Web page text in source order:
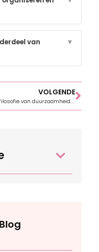
van
▼
VOLGENDE
De filosofie van duurzaamheid: Koelkast onderhoud en reparatie